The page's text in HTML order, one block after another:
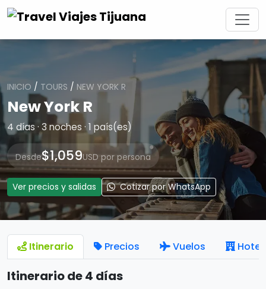
INICIO / TOURS / NEW YORK R
New York R
4 días · 3 noches · 1 país(es)
Desde$1,059USD por persona
Ver precios y salidas Cotizar por WhatsApp
Itinerario Precios Vuelos
Itinerario de 4 días